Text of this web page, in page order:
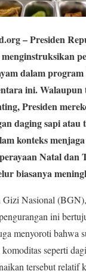
– Presiden
dalam
ini.
Presiden
daging sapi
konteks
Natal dan
biasanya
Gizi Nasional
ini
menyoroti bahwa
seperti
tersebut relatif